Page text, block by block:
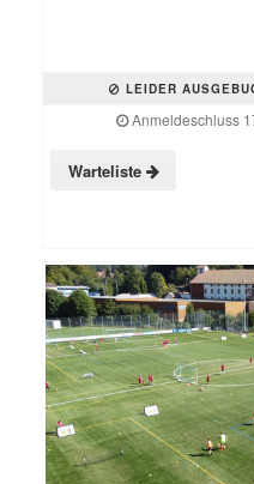
LEIDER
Anmeldeschluss
Warteliste